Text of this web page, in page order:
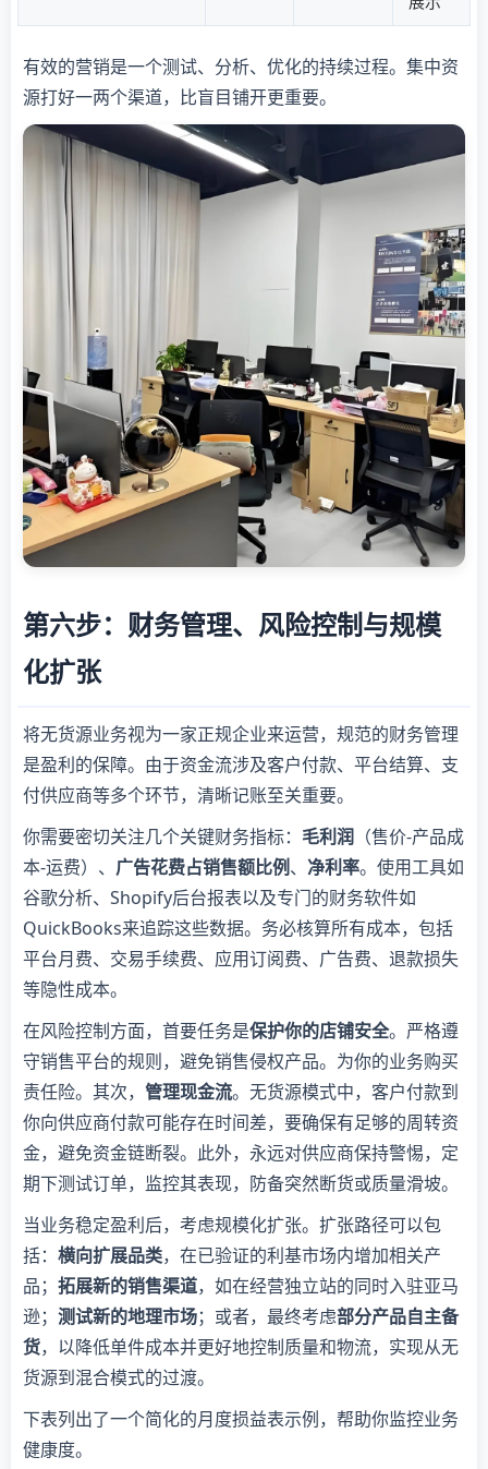
有效的营销是一个测试、分析、优化的持续过程。集中资
源打好一两个渠道，比盲目铺开更重要。
第六步：财务管理、风险控制与规模
化扩张
将无货源业务视为一家正规企业来运营，规范的财务管理
是盈利的保障。由于资金流涉及客户付款、平台结算、支
付供应商等多个环节，清晰记账至关重要。
你需要密切关注几个关键财务指标： 毛利润 （售价-产品成
本-运费）、 广告花费占销售额比例、 净利率。使用工具如
谷歌分析、Shopify后台报表以及专门的财务软件如
QuickBooks来追踪这些数据。务必核算所有成本，包括
平台月费、交易手续费、应用订阅费、广告费、退款损失
等隐性成本。
在风险控制方面，首要任务是保护你的店铺安全。严格遵
守销售平台的规则，避免销售侵权产品。为你的业务购买
责任险。其次， 管理现金流。无货源模式中，客户付款到
你向供应商付款可能存在时间差，要确保有足够的周转资
金，避免资金链断裂。此外，永远对供应商保持警惕，定
期下测试订单，监控其表现，防备突然断货或质量滑坡。
当业务稳定盈利后，考虑规模化扩张。扩张路径可以包
括： 横向扩展品类，在已验证的利基市场内增加相关产
品； 拓展新的销售渠道，如在经营独立站的同时入驻亚马
逊； 测试新的地理市场；或者，最终考虑部分产品自主备
货，以降低单件成本并更好地控制质量和物流，实现从无
货源到混合模式的过渡。
下表列出了一个简化的月度损益表示例，帮助你监控业务
健康度。